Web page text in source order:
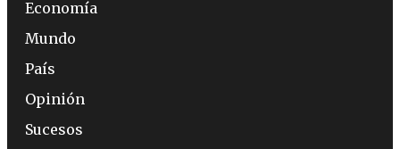
Economía
Mundo
País
Opinión
Sucesos